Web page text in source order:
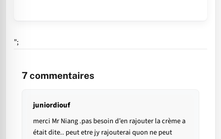
";
7commentaires
juniordiouf
merci Mr Niang .pas besoin d’en rajouter la crème a
était dite.. peut etre jy rajouterai quon ne peut